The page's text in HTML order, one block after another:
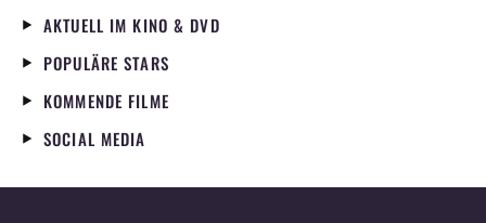
AKTUELL IM KINO & DVD
POPULÄRE STARS
KOMMENDE FILME
SOCIAL MEDIA